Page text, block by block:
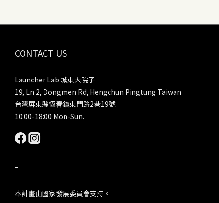
CONTACT US
Launcher Lab 城東大院子
19, Ln 2, Dongmen Rd, Hengchun Pingtung Taiwan
台灣屏東縣恆春鎮東門路2巷19號
10:00-18:00 Mon-Sun.
-
本計畫由國家發展委員會支持。